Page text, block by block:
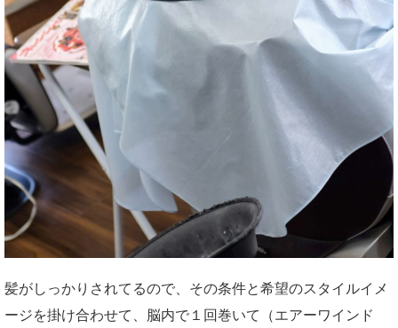
髪がしっかりされてるので、その条件と希望のスタイルイメ
ージを掛け合わせて、脳内で１回巻いて（エアーワインド